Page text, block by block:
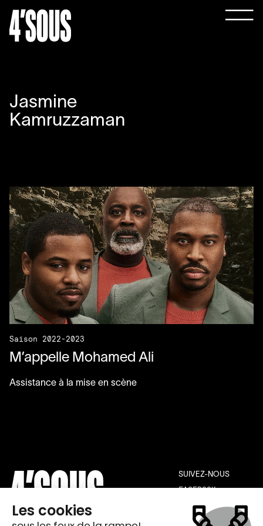
Jasmine
Kamruzzaman
Saison 2022-2023
M’appelle Mohamed Ali
Assistance à la mise en scène
SUIVEZ-NOUS
FACEBOOK
YOUTUBE